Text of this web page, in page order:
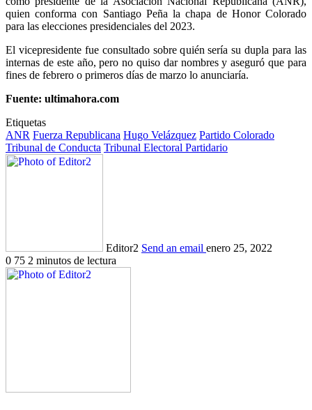
quien conforma con Santiago Peña la chapa de Honor Colorado
para las elecciones presidenciales del 2023.
El vicepresidente fue consultado sobre quién sería su dupla para las
internas de este año, pero no quiso dar nombres y aseguró que para
fines de febrero o primeros días de marzo lo anunciaría.
Fuente: ultimahora.com
Etiquetas
ANR Fuerza Republicana Hugo Velázquez Partido Colorado
Tribunal de Conducta Tribunal Electoral Partidario
Editor2 Send an email enero 25, 2022
0 75 2 minutos de lectura